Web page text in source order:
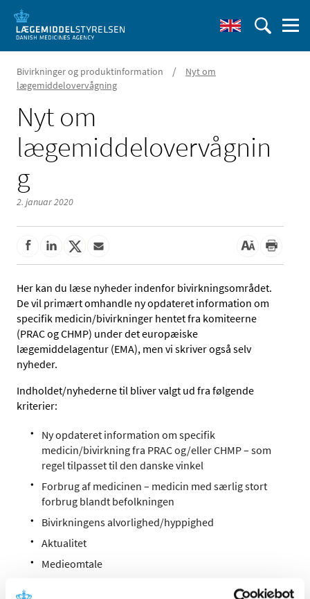
Bivirkninger og produktinformation /
Nyt om
lægemiddelovervågning
Nyt om
lægemiddelovervågnin
g
2. januar 2020
Her kan du læse nyheder indenfor bivirkningsområdet.
De vil primært omhandle ny opdateret information om
specifik medicin/bivirkninger hentet fra komiteerne
(PRAC og CHMP) under det europæiske
lægemiddelagentur (EMA), men vi skriver også selv
nyheder.
Indholdet/nyhederne til bliver valgt ud fra følgende
kriterier:
Ny opdateret information om specifik
medicin/bivirkning fra PRAC og/eller CHMP – som
regel tilpasset til den danske vinkel
Forbrug af medicinen – medicin med særlig stort
forbrug blandt befolkningen
Bivirkningens alvorlighed/hyppighed
Aktualitet
Medieomtale
Medicin, der af en eller anden årsag kræver særlig